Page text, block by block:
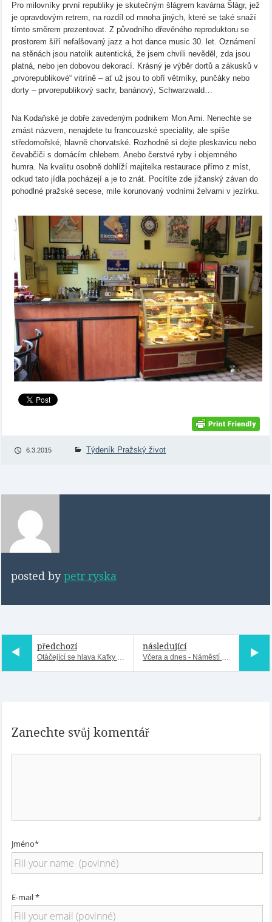
Pro milovníky první republiky je skutečným šlágrem kavárna Šlágr, jež
je opravdovým retrem, na rozdíl od mnoha jiných, které se také snaží
tímto směrem prezentovat. Z původního dřevěného reproduktoru se
prostorem šíří nefalšovaný jazz a hot dance music 30. let. Oznámení
na stěnách jsou natolik autentická, že jsem chvíli nevěděl, zda jsou
platná, nebo jen dobovou dekorací. Krásný je výběr dortů a zákusků v
„prvorepublikové“ vitríně – ať už jsou to obří větrníky, punčáky nebo
dorty – prvorepublikový sachr, banánový, Schwarzwald…
Na Kodaňské je dobře zavedeným podnikem Mon Ami. Nenechte se
zmást názvem, nenajdete tu francouzské speciality, ale spíše
středomořské, hlavně chorvatské. Rozhodně si dejte pleskavicu nebo
čevabčiči s domácím chlebem. Anebo čerstvé ryby i objemného
humra. Na kvalitu osobně dohlíží majitelka restaurace přímo z míst,
odkud tato jídla pocházejí a je to znát. Pocítíte zde jižanský závan do
pohodlné pražské secese, mile korunovaný vodními želvami v jezírku.
6.3.2015 Týdeník Pražský život
posted bypetr ryska
předchozí
Otáčející se hlava Kafky má bratra v Severní Karolíně
následující
Včera a dnes - Náměstí Míru
Zanechte svůj komentář
Jméno*
E-mail *